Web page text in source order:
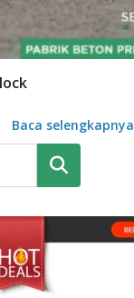
Baca selengkapnya
Pencarian